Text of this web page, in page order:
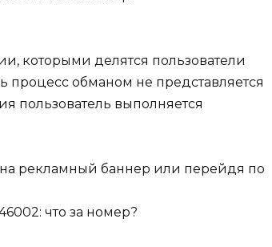
которыми делятся пользователи
процесс обманом не представляется
пользователь выполняется
рекламный баннер или перейдя по